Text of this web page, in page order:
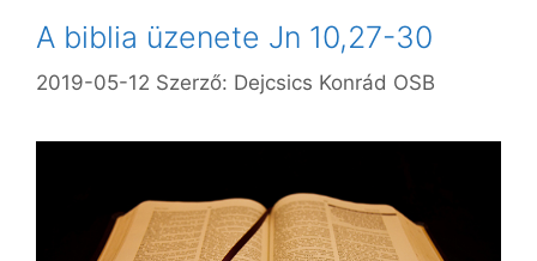
A biblia üzenete Jn 10,27-30
2019-05-12 Szerző: Dejcsics Konrád OSB